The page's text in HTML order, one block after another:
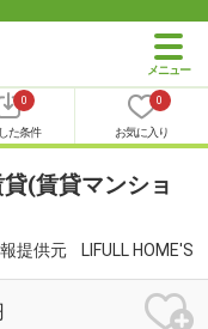
0
た条件
0
お気に入り
(賃貸マンショ
提供元 LIFULL HOME'S